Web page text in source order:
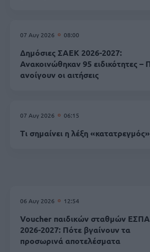
07 Αυγ 2026 08:00
Δημόσιες ΣΑΕΚ 2026-2027:
Ανακοινώθηκαν 95 ειδικότητες –
ανοίγουν οι αιτήσεις
07 Αυγ 2026 06:15
Τι σημαίνει η λέξη «κατατρεγμός»
06 Αυγ 2026 12:54
Voucher παιδικών σταθμών ΕΣΠΑ
2026-2027: Πότε βγαίνουν τα
προσωρινά αποτελέσματα